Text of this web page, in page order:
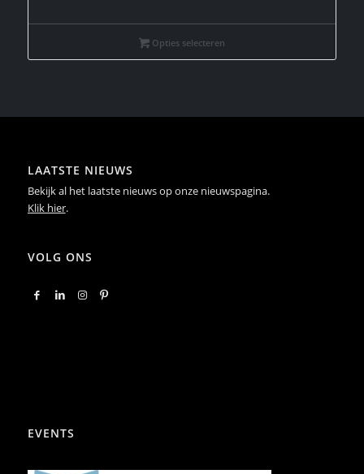
Opties selecteren
LAATSTE NIEUWS
Bekijk al het laatste nieuws op onze nieuwspagina.
Klik hier.
VOLG ONS
EVENTS